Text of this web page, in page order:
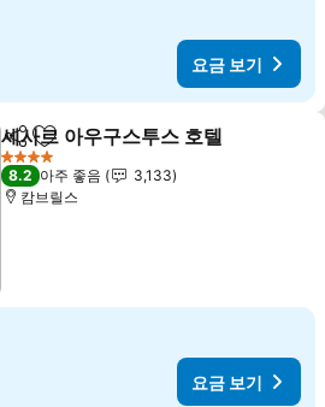
요금 보기
공유 즐겨찾기에 추가
세사르 아우구스투스 호텔
4 성급
8.2 아주 좋음
3,133
캄브릴스
요금 보기